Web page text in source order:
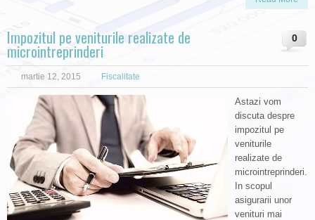
0
Impozitul pe veniturile realizate de
microintreprinderi
martie 12, 2015 Fiscalitate
Astazi vom
discuta despre
impozitul pe
veniturile
realizate de
microintreprinderi.
In scopul
asigurarii unor
venituri mai